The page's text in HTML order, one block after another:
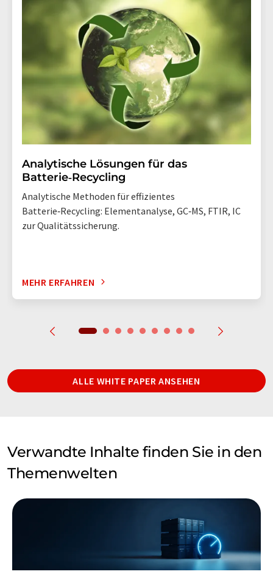
Analytische Lösungen für das
Batterie‑Recycling
Analytische Methoden für effizientes
Batterie‑Recycling: Elementanalyse, GC‑MS, FTIR, IC
zur Qualitätssicherung.
MEHR ERFAHREN
ALLE WHITE PAPER ANSEHEN
Verwandte Inhalte finden Sie in den
Themenwelten